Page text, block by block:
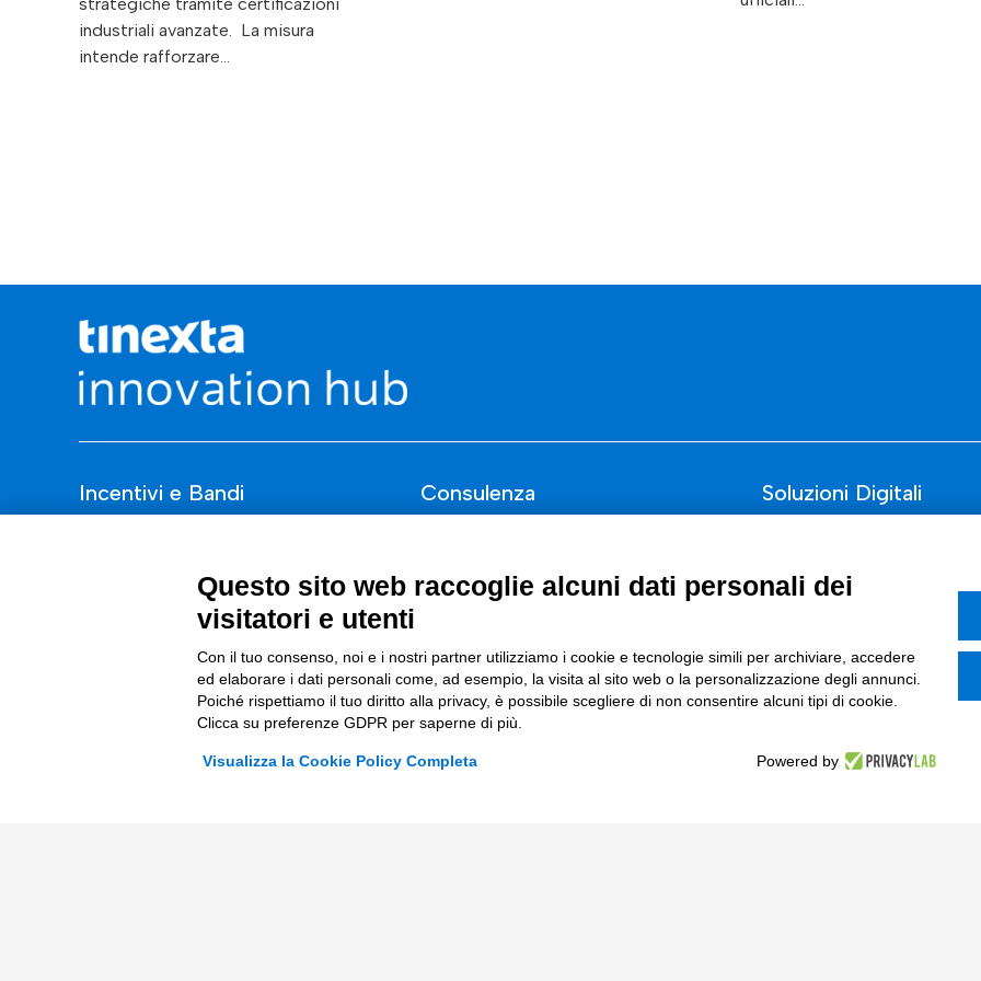
industriali avanzate. La misura
intende rafforzare…
Incentivi e Bandi Consulenza
Finanza
Innovazione di prodotto e processo
Digital Marketing
Soluzioni Digitali
Supply Chain
Soluzioni AI
Compliance
Questo sito web raccoglie alcuni dati personali dei
visitatori e utenti
Con il tuo consenso, noi e i nostri partner utilizziamo i cookie e tecnologie simili per archiviare, accedere
ed elaborare i dati personali come, ad esempio, la visita al sito web o la personalizzazione degli annunci.
Poiché rispettiamo il tuo diritto alla privacy, è possibile scegliere di non consentire alcuni tipi di cookie.
Clicca su preferenze GDPR per saperne di più.
Visualizza la Cookie Policy Completa Powered by